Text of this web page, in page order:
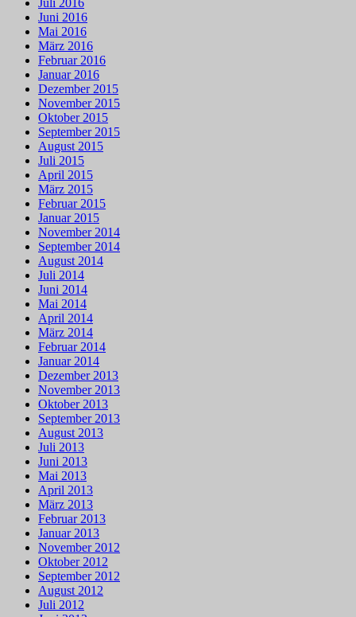
Juli 2016
Juni 2016
Mai 2016
März 2016
Februar 2016
Januar 2016
Dezember 2015
November 2015
Oktober 2015
September 2015
August 2015
Juli 2015
April 2015
März 2015
Februar 2015
Januar 2015
November 2014
September 2014
August 2014
Juli 2014
Juni 2014
Mai 2014
April 2014
März 2014
Februar 2014
Januar 2014
Dezember 2013
November 2013
Oktober 2013
September 2013
August 2013
Juli 2013
Juni 2013
Mai 2013
April 2013
März 2013
Februar 2013
Januar 2013
November 2012
Oktober 2012
September 2012
August 2012
Juli 2012